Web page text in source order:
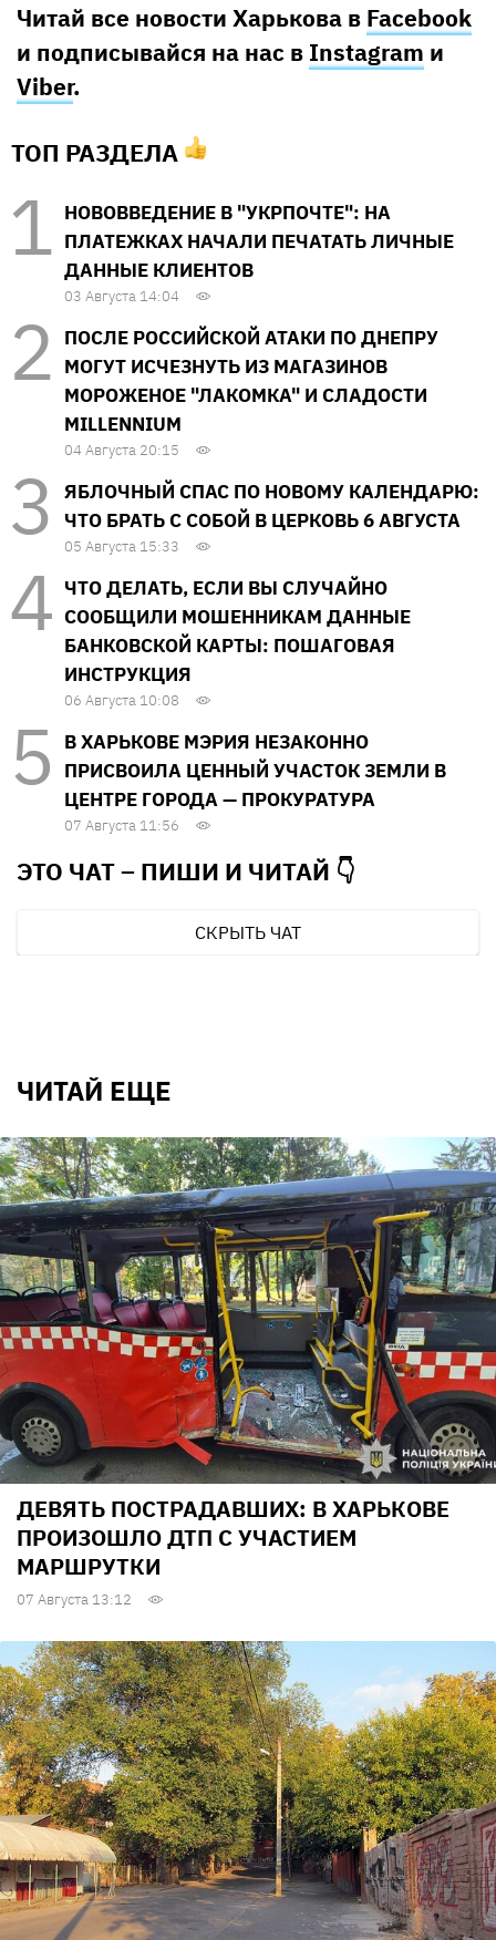
Читай все новости Харькова в Facebook
и подписывайся на нас в Instagram и
Viber.
ТОП РАЗДЕЛА
НОВОВВЕДЕНИЕ В "УКРПОЧТЕ": НА
ПЛАТЕЖКАХ НАЧАЛИ ПЕЧАТАТЬ ЛИЧНЫЕ
ДАННЫЕ КЛИЕНТОВ
03 Августа 14:04
ПОСЛЕ РОССИЙСКОЙ АТАКИ ПО ДНЕПРУ
МОГУТ ИСЧЕЗНУТЬ ИЗ МАГАЗИНОВ
МОРОЖЕНОЕ "ЛАКОМКА" И СЛАДОСТИ
MILLENNIUM
04 Августа 20:15
ЯБЛОЧНЫЙ СПАС ПО НОВОМУ КАЛЕНДАРЮ:
ЧТО БРАТЬ С СОБОЙ В ЦЕРКОВЬ 6 АВГУСТА
05 Августа 15:33
ЧТО ДЕЛАТЬ, ЕСЛИ ВЫ СЛУЧАЙНО
СООБЩИЛИ МОШЕННИКАМ ДАННЫЕ
БАНКОВСКОЙ КАРТЫ: ПОШАГОВАЯ
ИНСТРУКЦИЯ
06 Августа 10:08
В ХАРЬКОВЕ МЭРИЯ НЕЗАКОННО
ПРИСВОИЛА ЦЕННЫЙ УЧАСТОК ЗЕМЛИ В
ЦЕНТРЕ ГОРОДА — ПРОКУРАТУРА
07 Августа 11:56
ЭТО ЧАТ – ПИШИ И ЧИТАЙ 👇
СКРЫТЬ ЧАТ
ЧИТАЙ ЕЩЕ
ДЕВЯТЬ ПОСТРАДАВШИХ: В ХАРЬКОВЕ
ПРОИЗОШЛО ДТП С УЧАСТИЕМ
МАРШРУТКИ
07 Августа 13:12